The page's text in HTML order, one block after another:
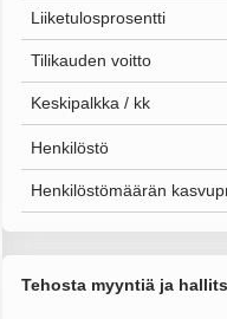
Liiketulosprosentti
Tilikauden voitto
Keskipalkka / kk
Henkilöstö
Henkilöstömäärän
Tehosta myyntiä ja